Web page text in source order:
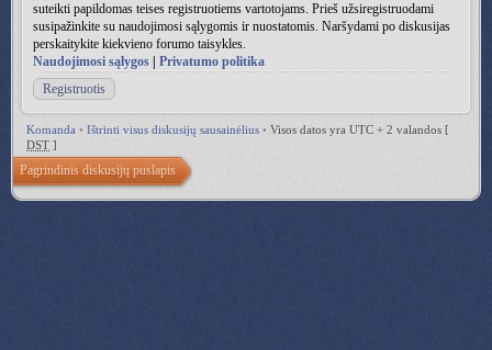
suteikti papildomas teises registruotiems vartotojams. Prieš užsiregistruodami
susipažinkite su naudojimosi sąlygomis ir nuostatomis. Naršydami po diskusijas
perskaitykite kiekvieno forumo taisykles.
Naudojimosi sąlygos
Privatumo politika
Registruotis
Komanda • Ištrinti visus diskusijų sausainėlius • Visos datos yra UTC + 2 valandos [
DST ]
Pagrindinis diskusijų puslapis